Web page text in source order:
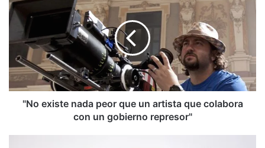
existe
nada
peor
que
artista
que
colabora
"No existe nada peor que un artista que colabora
con un gobierno represor"